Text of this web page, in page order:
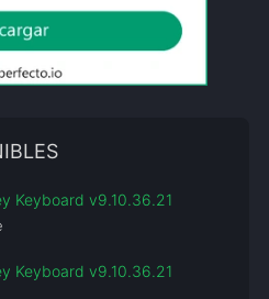
Keyboard v9.10.36.21
Keyboard v9.10.36.21